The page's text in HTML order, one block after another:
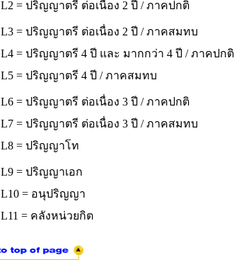
L2 = ปริญญาตรี ต่อเนื่อง 2 ปี / ภาคปกติ
L3 = ปริญญาตรี ต่อเนื่อง 2 ปี / ภาคสมทบ
L4 = ปริญญาตรี 4 ปี และ มากกว่า 4 ปี / ภาคปกติ
L5 = ปริญญาตรี 4 ปี / ภาคสมทบ
L6 = ปริญญาตรี ต่อเนื่อง 3 ปี / ภาคปกติ
L7 = ปริญญาตรี ต่อเนื่อง 3 ปี / ภาคสมทบ
L8 = ปริญญาโท
L9 = ปริญญาเอก
L10 = อนุปริญญา
L11 = คลังหน่วยกิต